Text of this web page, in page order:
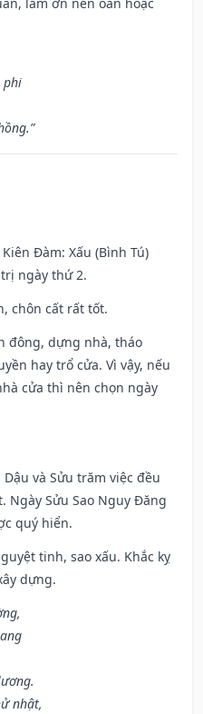
phi
Đàm: Xấu (Bình Tú)
ngày thứ 2.
chôn cất rất tốt.
đông, dựng nhà, tháo
hay trổ cửa. Vì vậy, nếu
cửa thì nên chọn ngày
và Sửu trăm việc đều
Ngày Sửu Sao Nguy Đăng
quý hiển.
tinh, sao xấu. Khắc kỵ
dựng.
nhật,